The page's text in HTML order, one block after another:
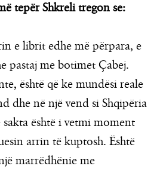
tepër Shkreli tregon se:
e librit edhe më përpara, e
pastaj me botimet Çabej.
është që ke mundësi reale
dhe në një vend si Shqipëria
është i vetmi moment
arrin të kuptosh. Është
marrëdhënie me